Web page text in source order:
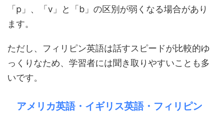
「p」、「v」と「b」の区別が弱くなる場合があり
ます。
ただし、フィリピン英語は話すスピードが比較的ゆ
っくりなため、学習者には聞き取りやすいことも多
いです。
アメリカ英語・イギリス英語・フィリピン